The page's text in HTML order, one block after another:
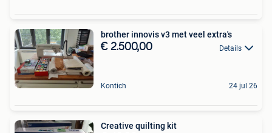
brother innovis v3 met veel extra's
€ 2.500,00 Details
Kontich 24 jul 26
Creative quilting kit